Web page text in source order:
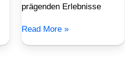
prägenden Erlebnisse
Read More »